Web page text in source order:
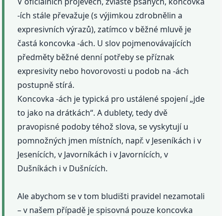
-ích stále převažuje (s výjimkou zdrobnělin a
expresivních výrazů), zatímco v běžné mluvě je
častá koncovka -ách. U slov pojmenovávajících
předměty běžné denní potřeby se příznak
expresivity nebo hovorovosti u podob na -ách
postupně stírá.
Koncovka -ách je typická pro ustálené spojení „jde
to jako na drátkách“. A dublety, tedy dvě
pravopisné podoby téhož slova, se vyskytují u
pomnožných jmen místních, např. v Jeseníkách i v
Jesenících, v Javorníkách i v Javornících, v
Dušníkách i v Dušnících.
Ale abychom se v tom bludišti pravidel nezamotali
– v našem případě je spisovná pouze koncovka